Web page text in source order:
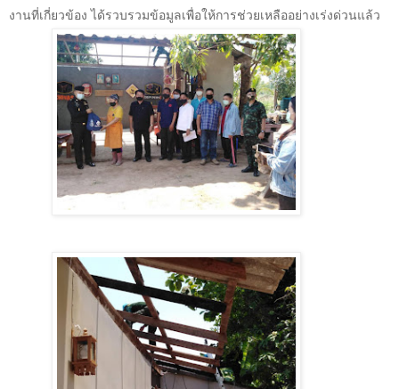
งานที่เกี่ยวข้อง ได้รวบรวมข้อมูลเพื่อให้การช่วยเหลืออย่างเร่งด่วนแล้ว